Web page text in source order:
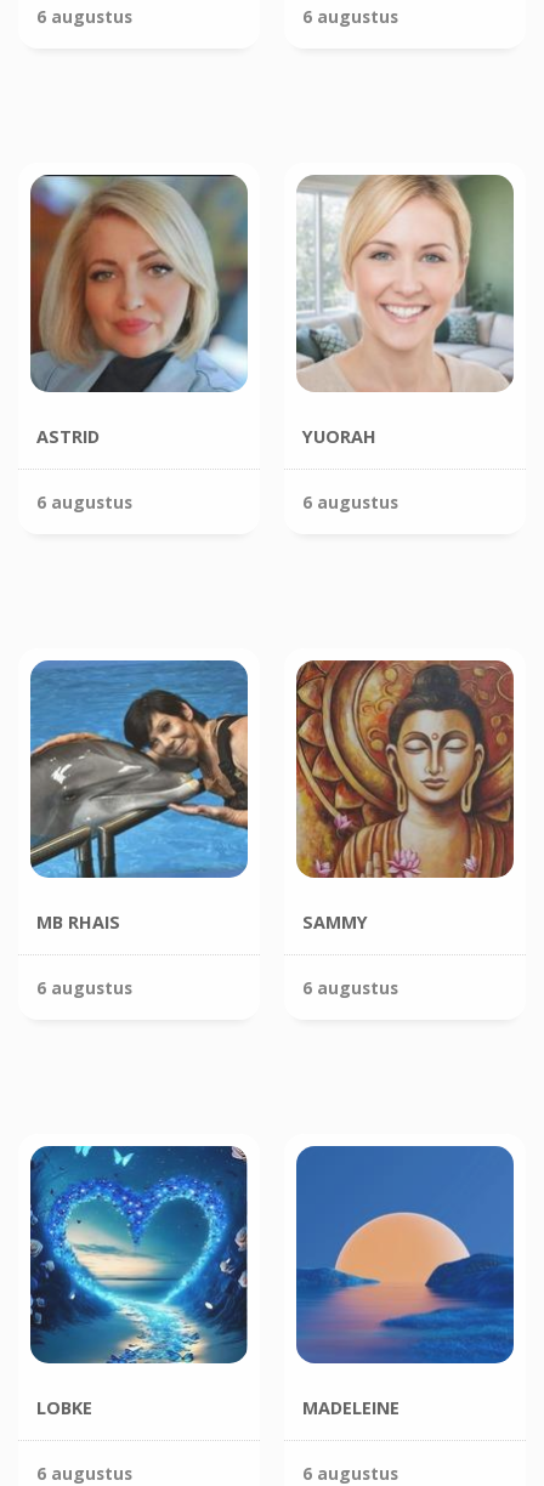
6 augustus 6 augustus
ASTRID
6 augustus
YUORAH
6 augustus
MB RHAIS
6 augustus
SAMMY
6 augustus
LOBKE
6 augustus
MADELEINE
6 augustus